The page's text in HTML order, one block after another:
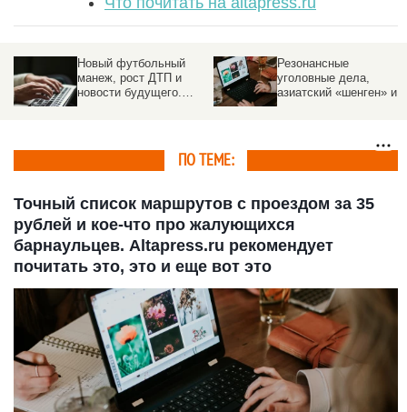
Малиновый щур,
"корзинки" для почек и
новое мороженое. 8
Бешеная гонка,
красавицы Татьяны,
студеная вода и
altapress.ru
ПО ТЕМЕ:
Точный список маршрутов с проездом за 35
рублей и кое-что про жалующихся
барнаульцев. Altapress.ru рекомендует
почитать это, это и еще вот это